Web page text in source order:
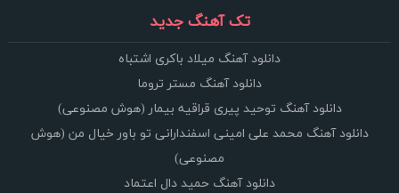
تک آهنگ جدید
دانلود آهنگ میلاد باکری اشتباه
دانلود آهنگ مستر تروما
دانلود آهنگ توحید پیری قراقیه بیمار (هوش مصنوعی)
دانلود آهنگ محمد علی امینی اسفندارانی تو باور خیال من (هوش
مصنوعی)
دانلود آهنگ حمید دال اعتماد